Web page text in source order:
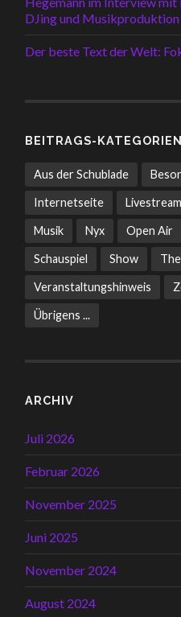
DJing und Musikproduktion
Der beste Text der Welt:
BEITRAGS-KATEGORIEN
Aus der Schublade
Internetseite Livestream
Musik Nyx Open Air
Schauspiel Show
Veranstaltungshinweis
Übrigens ...
ARCHIV
Juli 2026
Februar 2026
November 2025
Juni 2025
November 2024
August 2024